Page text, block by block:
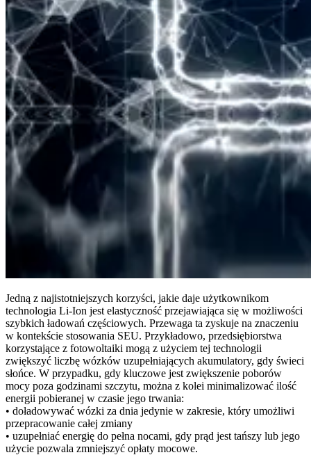
Jedną z najistotniejszych korzyści, jakie daje użytkownikom
technologia Li-Ion jest elastyczność przejawiająca się w możliwości
szybkich ładowań częściowych. Przewaga ta zyskuje na znaczeniu
w kontekście stosowania SEU. Przykładowo, przedsiębiorstwa
korzystające z fotowoltaiki mogą z użyciem tej technologii
zwiększyć liczbę wózków uzupełniających akumulatory, gdy świeci
słońce. W przypadku, gdy kluczowe jest zwiększenie poborów
mocy poza godzinami szczytu, można z kolei minimalizować ilość
energii pobieranej w czasie jego trwania:
• doładowywać wózki za dnia jedynie w zakresie, który umożliwi
przepracowanie całej zmiany
• uzupełniać energię do pełna nocami, gdy prąd jest tańszy lub jego
użycie pozwala zmniejszyć opłaty mocowe.